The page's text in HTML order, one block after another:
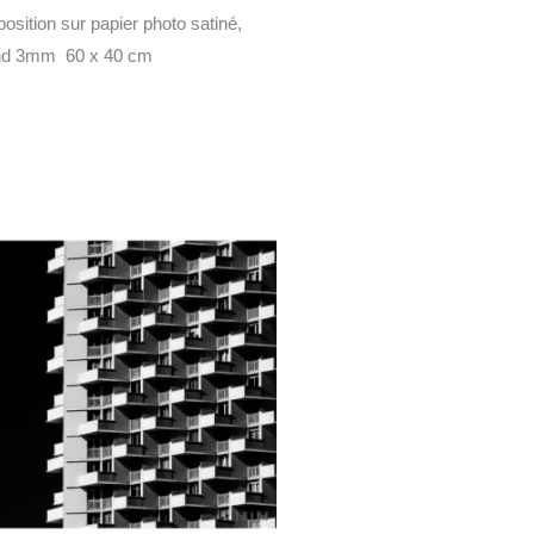
sur papier photo satiné,
3mm 60 x 40 cm